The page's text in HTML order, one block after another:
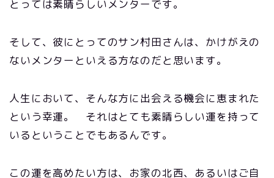
とっては素晴らしいメンターです。
そして、彼にとってのサン村田さんは、かけがえの
ないメンターといえる方なのだと思います。
人生において、そんな方に出会える機会に恵まれた
という幸運。 それはとても素晴らしい運を持って
いるということでもあるんです。
この運を高めたい方は、お家の北西、あるいはご自